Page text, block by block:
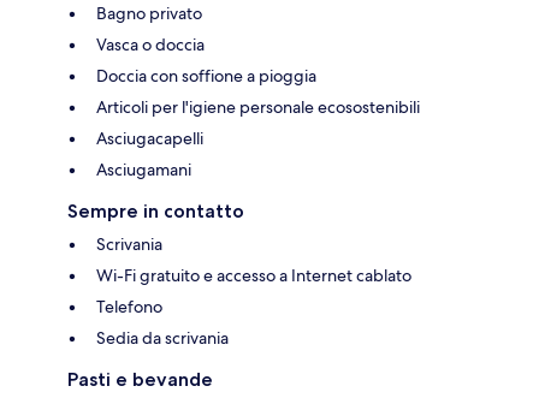
Bagno privato
Vasca o doccia
Doccia con soffione a pioggia
Articoli per l'igiene personale ecosostenibili
Asciugacapelli
Asciugamani
Sempre in contatto
Scrivania
Wi-Fi gratuito e accesso a Internet cablato
Telefono
Sedia da scrivania
Pasti e bevande